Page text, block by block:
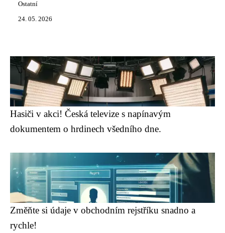
Ostatní
24. 05. 2026
Hasiči v akci! Česká televize s napínavým
dokumentem o hrdinech všedního dne.
Změňte si údaje v obchodním rejstříku snadno a
rychle!